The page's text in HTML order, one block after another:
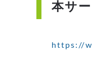
本サ
https://